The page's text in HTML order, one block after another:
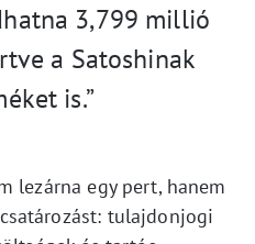
3,799 millió
a Satoshinak
is.”
lezárna egy pert, hanem
tulajdonjogi